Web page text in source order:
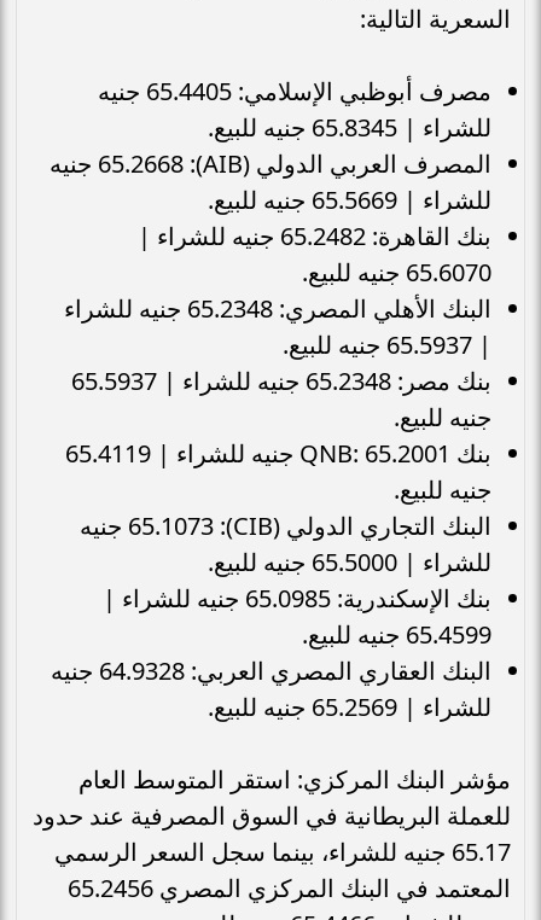
السعرية التالية:
مصرف أبوظبي الإسلامي: 65.4405 جنيه
للشراء | 65.8345 جنيه للبيع.
المصرف العربي الدولي (AIB): 65.2668 جنيه
للشراء | 65.5669 جنيه للبيع.
بنك القاهرة: 65.2482 جنيه للشراء |
65.6070 جنيه للبيع.
البنك الأهلي المصري: 65.2348 جنيه للشراء
| 65.5937 جنيه للبيع.
بنك مصر: 65.2348 جنيه للشراء | 65.5937
جنيه للبيع.
بنك QNB: 65.2001 جنيه للشراء | 65.4119
جنيه للبيع.
البنك التجاري الدولي (CIB): 65.1073 جنيه
للشراء | 65.5000 جنيه للبيع.
بنك الإسكندرية: 65.0985 جنيه للشراء |
65.4599 جنيه للبيع.
البنك العقاري المصري العربي: 64.9328 جنيه
للشراء | 65.2569 جنيه للبيع.
مؤشر البنك المركزي: استقر المتوسط العام
للعملة البريطانية في السوق المصرفية عند حدود
65.17 جنيه للشراء، بينما سجل السعر الرسمي
المعتمد في البنك المركزي المصري 65.2456